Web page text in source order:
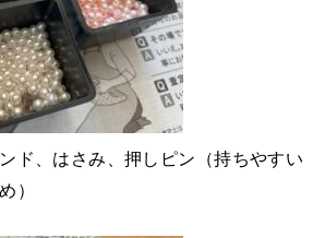
ド、はさみ、押しピン（持ちやすい
）